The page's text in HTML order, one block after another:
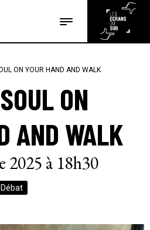
articles
ON YOUR HAND AND WALK
ON
AND WALK
2025 à 18h30